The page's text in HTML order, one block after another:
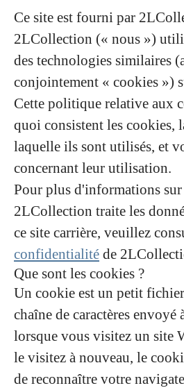
Ce site est fourni par
2LCollection (« nous »)
des technologies similaires
conjointement « cookies »)
Cette politique relative aux
quoi consistent les cookies,
laquelle ils sont utilisés, et
concernant leur utilisation.
Pour plus d'informations
2LCollection traite les
ce site carrière, veuillez
confidentialité de
Que sont les cookies ?
Un cookie est un petit
chaîne de caractères
lorsque vous visitez un site
le visitez à nouveau, le
de reconnaître votre